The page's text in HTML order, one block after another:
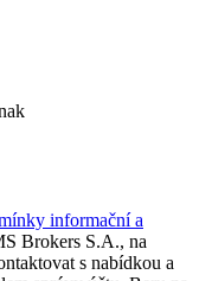
informační a
Brokers S.A., na
s nabídkou a